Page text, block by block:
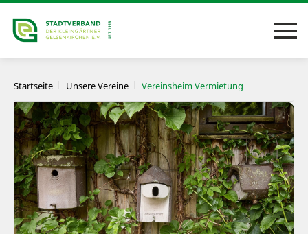
Startseite Unsere Vereine Vereinsheim Vermietung